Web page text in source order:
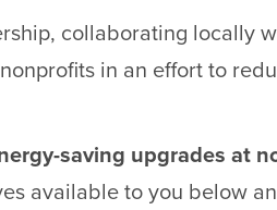
collaborating locally
in an effort to
saving upgrades at
available to you below